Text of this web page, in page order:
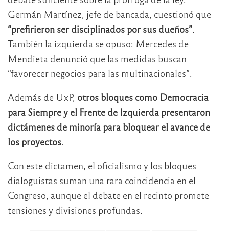
Germán Martínez, jefe de bancada, cuestionó que
“prefirieron ser disciplinados por sus dueños”.
También la izquierda se opuso: Mercedes de
Mendieta denunció que las medidas buscan
“favorecer negocios para las multinacionales”.
Además de UxP, otros bloques como Democracia
para Siempre y el Frente de Izquierda presentaron
dictámenes de minoría para bloquear el avance de
los proyectos.
Con este dictamen, el oficialismo y los bloques
dialoguistas suman una rara coincidencia en el
Congreso, aunque el debate en el recinto promete
tensiones y divisiones profundas.